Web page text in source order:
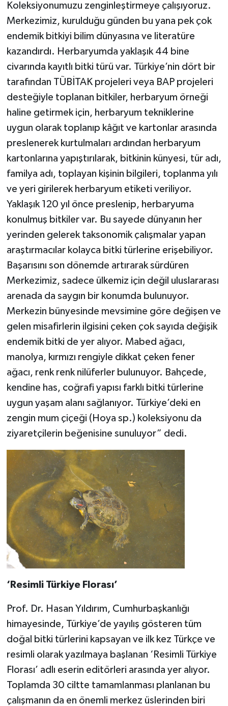
Koleksiyonumuzu zenginleştirmeye çalışıyoruz.
Merkezimiz, kurulduğu günden bu yana pek çok
endemik bitkiyi bilim dünyasına ve literatüre
kazandırdı. Herbaryumda yaklaşık 44 bine
civarında kayıtlı bitki türü var. Türkiye’nin dört bir
tarafından TÜBİTAK projeleri veya BAP projeleri
desteğiyle toplanan bitkiler, herbaryum örneği
haline getirmek için, herbaryum tekniklerine
uygun olarak toplanıp kâğıt ve kartonlar arasında
preslenerek kurtulmaları ardından herbaryum
kartonlarına yapıştırılarak, bitkinin künyesi, tür adı,
familya adı, toplayan kişinin bilgileri, toplanma yılı
ve yeri girilerek herbaryum etiketi veriliyor.
Yaklaşık 120 yıl önce preslenip, herbaryuma
konulmuş bitkiler var. Bu sayede dünyanın her
yerinden gelerek taksonomik çalışmalar yapan
araştırmacılar kolayca bitki türlerine erişebiliyor.
Başarısını son dönemde artırarak sürdüren
Merkezimiz, sadece ülkemiz için değil uluslararası
arenada da saygın bir konumda bulunuyor.
Merkezin bünyesinde mevsimine göre değişen ve
gelen misafirlerin ilgisini çeken çok sayıda değişik
endemik bitki de yer alıyor. Mabed ağacı,
manolya, kırmızı rengiyle dikkat çeken fener
ağacı, renk renk nilüferler bulunuyor. Bahçede,
kendine has, coğrafi yapısı farklı bitki türlerine
uygun yaşam alanı sağlanıyor. Türkiye’deki en
zengin mum çiçeği (Hoya sp.) koleksiyonu da
ziyaretçilerin beğenisine sunuluyor” dedi.
‘Resimli Türkiye Florası’
Prof. Dr. Hasan Yıldırım, Cumhurbaşkanlığı
himayesinde, Türkiye’de yayılış gösteren tüm
doğal bitki türlerini kapsayan ve ilk kez Türkçe ve
resimli olarak yazılmaya başlanan ‘Resimli Türkiye
Florası’ adlı eserin editörleri arasında yer alıyor.
Toplamda 30 ciltte tamamlanması planlanan bu
çalışmanın da en önemli merkez üslerinden biri